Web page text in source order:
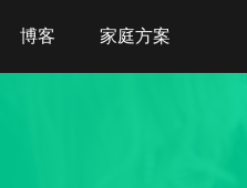
博客 家庭方案